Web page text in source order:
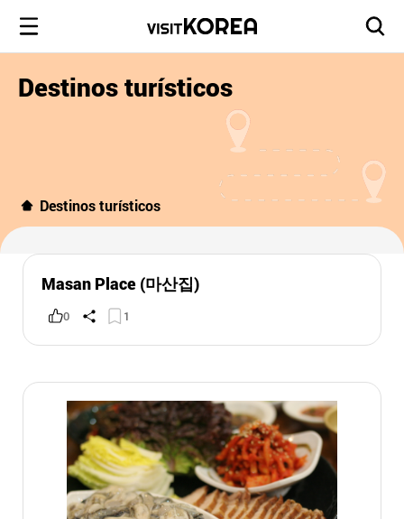
Destinos turísticos
Destinos turísticos
Masan Place (마산집)
0 1